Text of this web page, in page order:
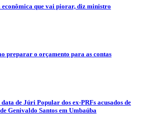
que vai piorar, diz ministro
preparar o orçamento para as contas
de Júri Popular dos ex-PRFs acusados de
Genivaldo Santos em Umbaúba